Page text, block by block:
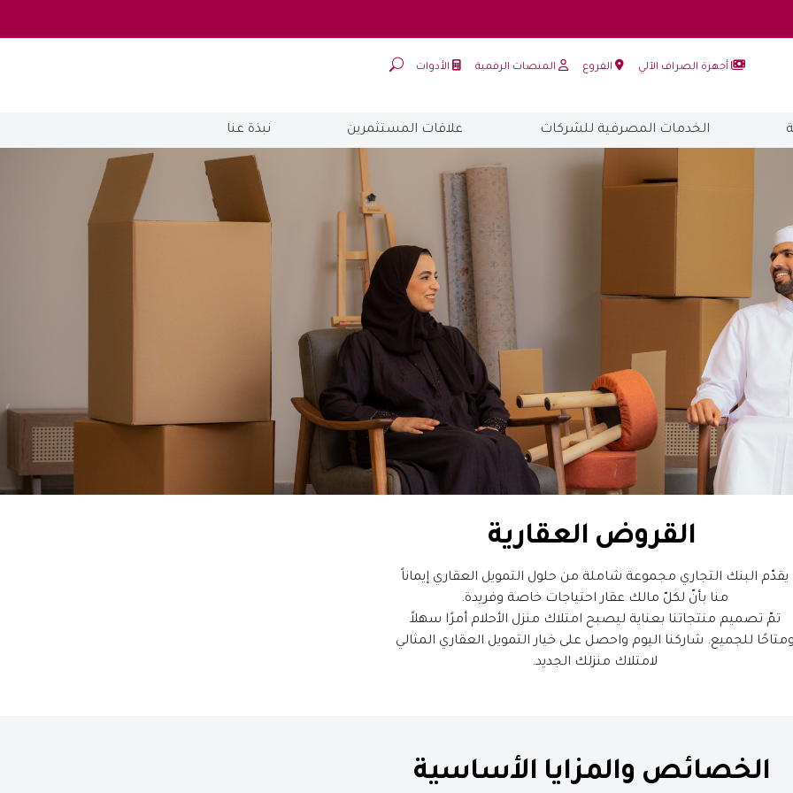
أجهزة الصراف الآلي الفروع المنصات الرقمية الأدوات
الخدمات المصرفية للشركات علاقات المستثمرين نبذة عنا
القروض العقارية
يقدّم البنك التجاري مجموعة شاملة من حلول التمويل العقاري إيماناً
منا بأنّ لكلّ مالك عقار احتياجات خاصة وفريدة.
تمّ تصميم منتجاتنا بعناية ليصبح امتلاك منزل الأحلام أمرًا سهلاً
للجميع. شاركنا اليوم واحصل على خيار التمويل العقاري المثالي
لامتلاك منزلك الجديد.
الخصائص والمزايا الأساسية